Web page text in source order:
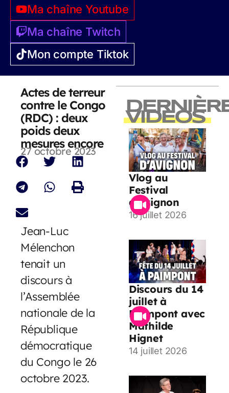
Ma chaîne Youtube
Ma chaîne Twitch
Mon compte Tiktok
Actes de terreur
contre le Congo
(RDC) : deux
poids deux
mesures encore
27 octobre 2023
Jean-Luc
Mélenchon
tenait un
discours à
l’Assemblée
nationale de la
République
démocratique
du Congo le 26
octobre 2023.
VIDEOS
Vlog au
Festival
d’Avignon
16 juillet 2026
Discours du 14
juillet à
Paimpont avec
Mathilde
Hignet
14 juillet 2026